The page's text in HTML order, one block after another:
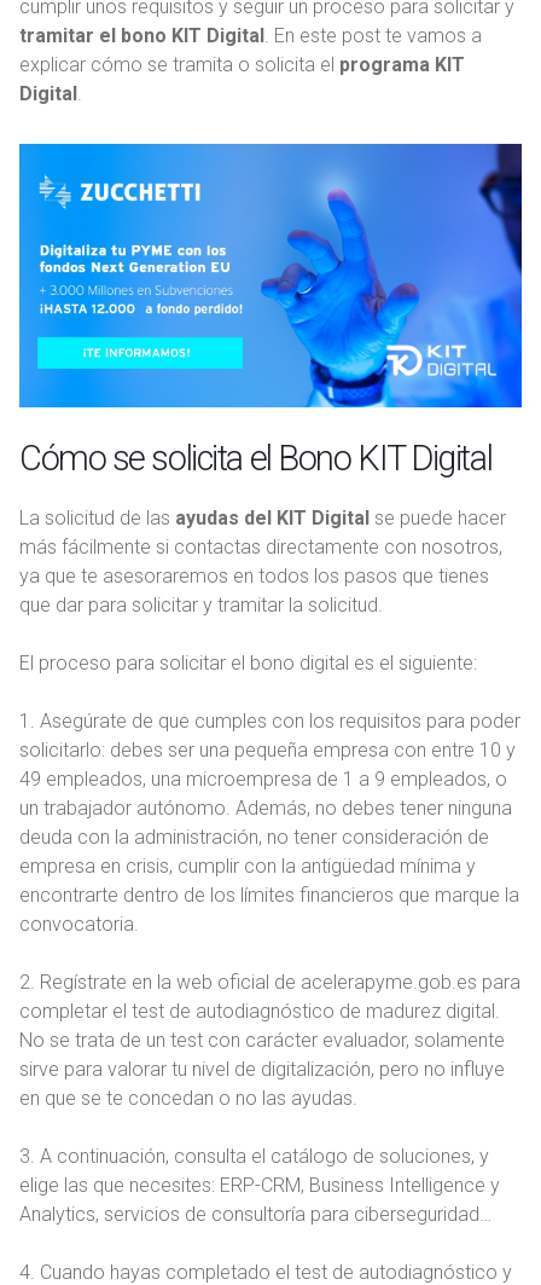
cumplir unos requisitos y seguir un proceso para solicitar y
tramitar el bono KIT Digital. En este post te vamos a
explicar cómo se tramita o solicita el programa KIT
Digital.
Cómo se solicita el Bono KIT Digital
La solicitud de las ayudas del KIT Digital se puede hacer
más fácilmente si contactas directamente con nosotros,
ya que te asesoraremos en todos los pasos que tienes
que dar para solicitar y tramitar la solicitud.
El proceso para solicitar el bono digital es el siguiente:
1. Asegúrate de que cumples con los requisitos para poder
solicitarlo: debes ser una pequeña empresa con entre 10 y
49 empleados, una microempresa de 1 a 9 empleados, o
un trabajador autónomo. Además, no debes tener ninguna
deuda con la administración, no tener consideración de
empresa en crisis, cumplir con la antigüedad mínima y
encontrarte dentro de los límites financieros que marque la
convocatoria.
2. Regístrate en la web oficial de acelerapyme.gob.es para
completar el test de autodiagnóstico de madurez digital.
No se trata de un test con carácter evaluador, solamente
sirve para valorar tu nivel de digitalización, pero no influye
en que se te concedan o no las ayudas.
3. A continuación, consulta el catálogo de soluciones, y
elige las que necesites: ERP-CRM, Business Intelligence y
Analytics, servicios de consultoría para ciberseguridad…
4. Cuando hayas completado el test de autodiagnóstico y